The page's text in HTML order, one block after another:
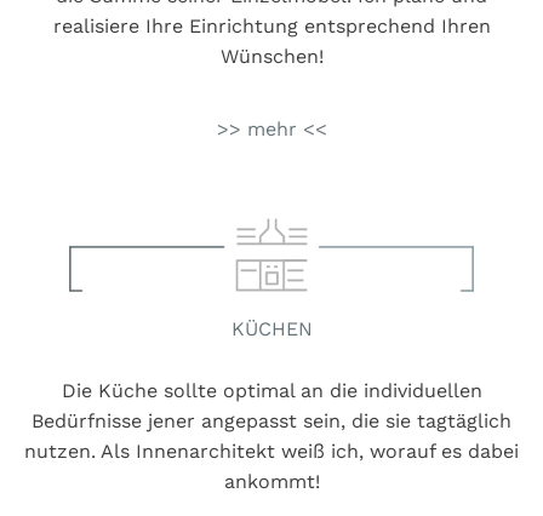
realisiere Ihre Einrichtung entsprechend Ihren
Wünschen!
>> mehr <<
KÜCHEN
Die Küche sollte optimal an die individuellen
Bedürfnisse jener angepasst sein, die sie tagtäglich
nutzen. Als Innenarchitekt weiß ich, worauf es dabei
ankommt!